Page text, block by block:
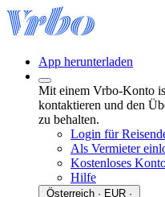
App herunterladen
Mit einem Vrbo-Konto
kontaktieren und den
zu behalten.
Login für
Als Vermieter
Kostenloses
Hilfe